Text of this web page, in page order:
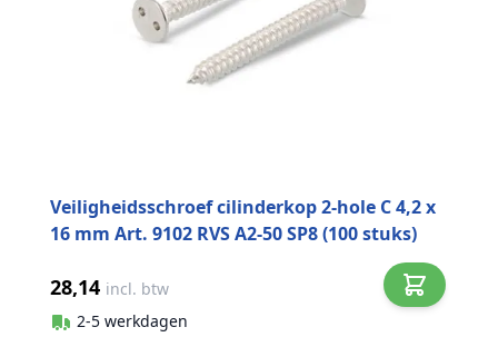
Veiligheidsschroef cilinderkop 2-hole C 4,2 x
16 mm Art. 9102 RVS A2-50 SP8 (100 stuks)
28,14 incl. btw
2-5 werkdagen